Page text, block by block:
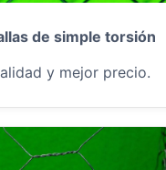
de simple torsión
y mejor precio.